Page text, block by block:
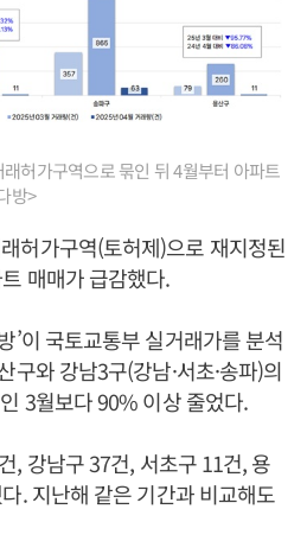
허가구역으로 묶인 뒤 4월부터 아파트
방>
허가구역(토허제)으로 재지정된
매매가 급감했다.
’이 국토교통부 실거래가를 분석
구와 강남3구(강남·서초·송파)의
3월보다 90% 이상 줄었다.
, 강남구 37건, 서초구 11건, 용
. 지난해 같은 기간과 비교해도